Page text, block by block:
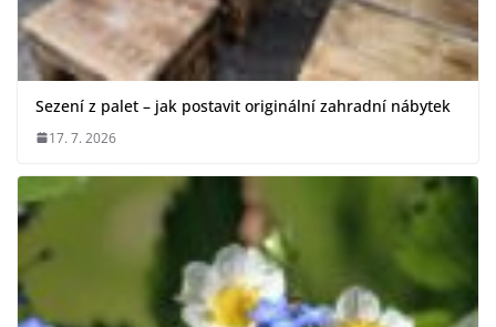
Sezení z palet – jak postavit originální zahradní nábytek
17. 7. 2026